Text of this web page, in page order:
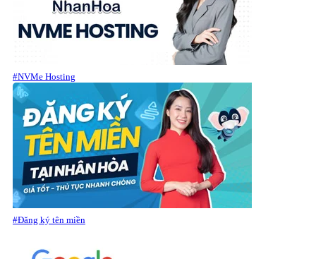
#NVMe Hosting
#Đăng ký tên miền